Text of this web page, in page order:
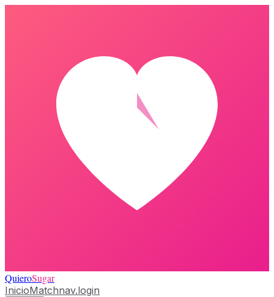
QuieroSugar
InicioMatchnav.login